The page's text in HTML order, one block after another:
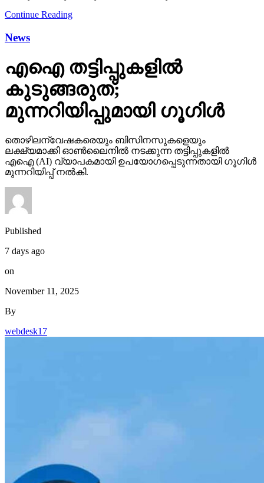
Continue Reading
News
എഐ തട്ടിപ്പുകളില്‍
കുടുങ്ങരുത്;
മുന്നറിയിപ്പുമായി ഗൂഗിള്‍
തൊഴിലന്വേഷകരെയും ബിസിനസുകളെയും
ലക്ഷ്യമാക്കി ഓണ്‍ലൈനില്‍ നടക്കുന്ന തട്ടിപ്പുകളില്‍
എഐ (AI) വ്യാപകമായി ഉപയോഗപ്പെടുന്നതായി ഗൂഗിള്‍
മുന്നറിയിപ്പ് നല്‍കി.
Published
7 days ago
on
November 11, 2025
By
webdesk17